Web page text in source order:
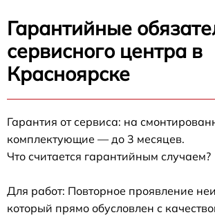
Гарантийные
сервисного центра в
Красноярске
Гарантия от сервиса: на
комплектующие — до 3 месяцев.
Что считается гарантийным случаем?
Для работ: Повторное проявление
который прямо обусловлен с